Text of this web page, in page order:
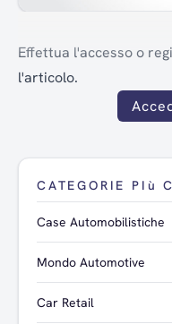
Effettua l'accesso o
l'articolo.
CATEGORIE PIù
Case Automobilistiche
Mondo Automotive
Car Retail